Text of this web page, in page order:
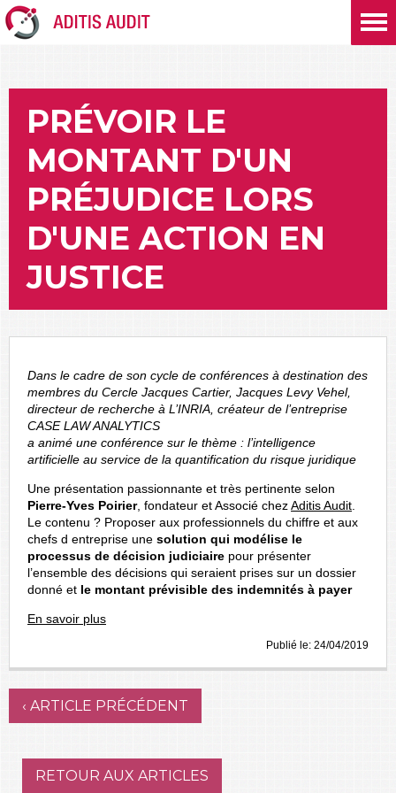
PRÉVOIR LE
MONTANT D'UN
PRÉJUDICE LORS
D'UNE ACTION EN
JUSTICE
Dans le cadre de son cycle de conférences à destination des
membres du Cercle Jacques Cartier, Jacques Levy Vehel,
directeur de recherche à L’INRIA, créateur de l’entreprise
CASE LAW ANALYTICS
a animé une conférence sur le thème : l’intelligence
artificielle au service de la quantification du risque juridique
Une présentation passionnante et très pertinente selon
Pierre-Yves Poirier, fondateur et Associé chezAditis Audit
Le contenu ? Proposer aux professionnels du chiffre et aux
chefs d entreprise une solution qui modélise le
processus de décision judiciaire pour présenter
l’ensemble des décisions qui seraient prises sur un dossier
donné et le montant prévisible des indemnités à payer
En savoir plus
Publié le: 24/04/2019
‹ ARTICLE PRÉCÉDENT
RETOUR AUX ARTICLES